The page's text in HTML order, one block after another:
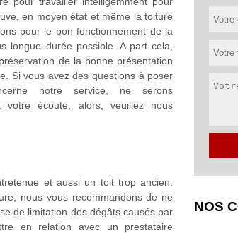
en moyen état et même la toiture
pour le bon fonctionnement de la
longue durée possible. A part cela,
de la bonne présentation
Si vous avez des questions à poser
notre service, ne serons
votre écoute, alors, veuillez nous
et aussi un toit trop ancien.
nous vous recommandons de ne
de limitation des dégâts causés par
en relation avec un prestataire
NOS